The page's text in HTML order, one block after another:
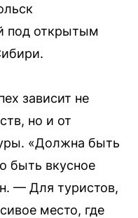
под открытым
зависит не
но и от
«Должна быть
быть вкусное
— Для туристов,
место, где